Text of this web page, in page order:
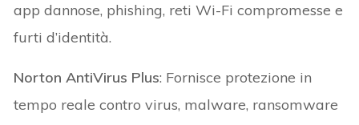
app dannose, phishing, reti Wi-Fi compromesse e
furti d’identità.
Norton AntiVirus Plus: Fornisce protezione in
tempo reale contro virus, malware, ransomware